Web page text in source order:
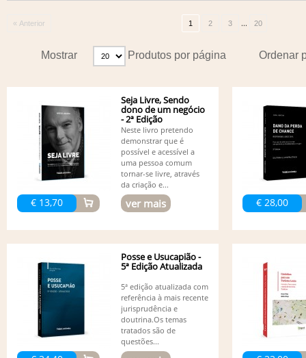
« Anterior 1 2 3 ... 20
Ordenar
Mostrar Produtos por página
€ 13,70
Seja Livre, Sendo
dono de um negócio
- 2ª Edição
Neste livro pretendo
demonstrar que é
possível e acessível a
uma pessoa comum
tornar-se livre, através
da criação e...
ver mais € 28,00
Posse e Usucapião -
5ª Edição Atualizada
5ª edição atualizada com
referência à mais recente
jurisprudência e
doutrina.Os temas
tratados são de
questões...